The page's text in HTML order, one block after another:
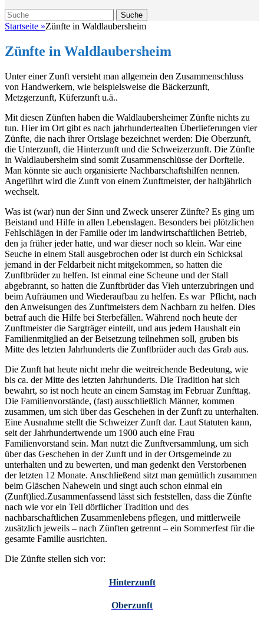
Suche
Suche
nach:
Startseite »Zünfte in Waldlaubersheim
Zünfte in Waldlaubersheim
Unter einer Zunft versteht man allgemein den Zusammenschluss
von Handwerkern, wie beispielsweise die Bäckerzunft,
Metzgerzunft, Küferzunft u.ä..
Mit diesen Zünften haben die Waldlaubersheimer Zünfte nichts zu
tun. Hier im Ort gibt es nach jahrhundertealten Überlieferungen vier
Zünfte, die nach ihrer Ortslage bezeichnet werden: Die Oberzunft,
die Unterzunft, die Hinterzunft und die Schweizerzunft. Die Zünfte
in Waldlaubersheim sind somit Zusammenschlüsse der Dorfteile.
Man könnte sie auch organisierte Nachbarschaftshilfen nennen.
Angeführt wird die Zunft von einem Zunftmeister, der halbjährlich
wechselt.
Was ist (war) nun der Sinn und Zweck unserer Zünfte? Es ging um
Beistand und Hilfe in allen Lebenslagen. Besonders bei plötzlichen
Fehlschlägen in der Familie oder im landwirtschaftlichen Betrieb,
den ja früher jeder hatte, und war dieser noch so klein. War eine
Seuche in einem Stall ausgebrochen oder ist durch ein Schicksal
jemand in der Feldarbeit nicht mitgekommen, so hatten die
Zunftbrüder zu helfen. Ist einmal eine Scheune und der Stall
abgebrannt, so hatten die Zunftbrüder das Vieh unterzubringen und
beim Aufräumen und Wiederaufbau zu helfen. Es war Pflicht, nach
den Anweisungen des Zunftmeisters dem Nachbarn zu helfen. Dies
betraf auch die Hilfe bei Sterbefällen. Während noch heute der
Zunftmeister die Sargträger einteilt, und aus jedem Haushalt ein
Familienmitglied an der Beisetzung teilnehmen soll, gruben bis
Mitte des letzten Jahrhunderts die Zunftbrüder auch das Grab aus.
Die Zunft hat heute nicht mehr die weitreichende Bedeutung, wie
bis ca. der Mitte des letzten Jahrhunderts. Die Tradition hat sich
bewahrt, so ist noch heute an einem Samstag im Februar Zunfttag.
Die Familienvorstände, (fast) ausschließlich Männer, kommen
zusammen, um sich über das Geschehen in der Zunft zu unterhalten.
Eine Ausnahme stellt die Schweizer Zunft dar. Laut Statuten kann,
seit der Jahrhundertwende um 1900 auch eine Frau
Familienvorstand sein. Man nutzt die Zunftversammlung, um sich
über das Geschehen in der Zunft und in der Ortsgemeinde zu
unterhalten und zu bewerten, und man gedenkt den Verstorbenen
der letzten 12 Monate. Anschließend sitzt man gemütlich zusammen
beim Gläschen Nahewein und singt auch schon einmal ein
(Zunft)lied.Zusammenfassend lässt sich feststellen, dass die Zünfte
nach wie vor ein Teil dörflicher Tradition und des
nachbarschaftlichen Zusammenlebens pflegen, und mittlerweile
zusätzlich jeweils – nach Zünften getrennt – ein Sommerfest für die
gesamte Familie ausrichten.
Die Zünfte stellen sich vor:
Hinterzunft
Oberzunft